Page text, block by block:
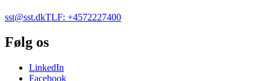
sst@sst.dkTLF: +4572227400
Følg os
LinkedIn
Facebook